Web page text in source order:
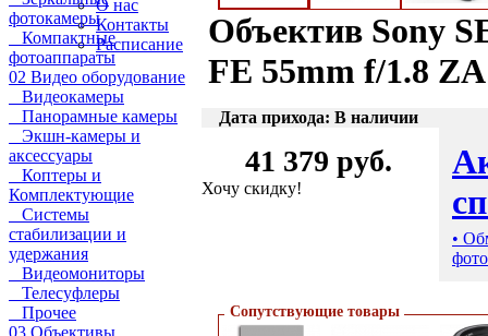
О нас
Контакты
Расписание
фотокамеры
Компактные
фотоаппараты
02 Видео оборудование
Видеокамеры
Панорамные камеры
Экшн-камеры и
аксессуары
Коптеры и
Комплектующие
Системы
стабилизации и
удержания
Видеомониторы
Телесуфлеры
Прочее
03 Объективы
Объектив Sony
FE 55mm f/1.8
Дата прихода: В наличии
41 379 руб.
Хочу скидку!
•
Сопутствующие товары